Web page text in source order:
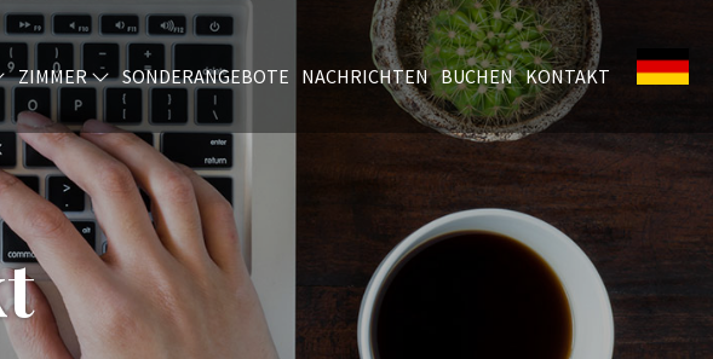
ZIMMER SONDERANGEBOTE NACHRICHTEN BUCHEN KONTAKT